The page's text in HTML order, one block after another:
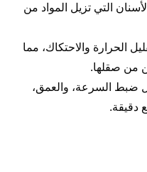
التي تزيل المواد من
الحرارة والاحتكاك، مما
من صقلها.
ضبط السرعة، والعمق،
دقيقة.